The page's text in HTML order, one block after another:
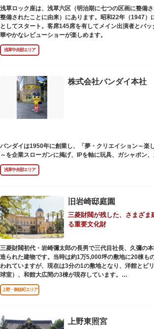
また、国立科学博物館では、日本およびアジアにおける科
施設として、調査研究、標本資料の収集・保管・活用、
進。これらの活動を上野の本館、白金台の附属自然教育園
の実験植物園や筑波研究施設（非公開）で展開していま
浅草ロック座は、浅草六区（明治期に七つの区画に整備
整備されたことに由来）にあります。昭和22年（1947）
としてスタート。客席145席を有してメイン出演者とバッ
華やかなレビューショーが楽しめます。
浅草中央部エリア
株式会社バンダイ本社
バンダイは1950年に創業し、「夢・クリエイション～楽
～を企業スローガンに掲げ、IPを軸に玩具、ガシャポン
品・食玩、アパレル、日用雑貨など、お客さまの身近で楽
エンターテインメントをお届けしています。
浅草中央部エリア
旧岩崎邸庭園
三菱財閥が残した、さまざま
る重要文化財
三菱財閥初代・岩崎彌太郎の長男で三代目社長、久彌の
造られた建物です。当時は約1万5,000坪の敷地に20棟も
われていますが、現在は3分の1の敷地となり、洋館とビ
球室）、和館大広間の3棟が現存しています。
【洋館】
鹿鳴館の建築家として知られるジョサイア・コンドルに
ています。
上野・御徒町エリア
上野東照宮